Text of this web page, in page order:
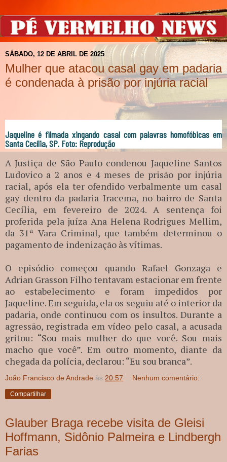
SÁBADO, 12 DE ABRIL DE 2025
Mulher que atacou casal gay em padaria
é condenada à prisão por injúria racial
Jaqueline é filmada xingando casal com palavras homofóbicas em
Santa Cecília, SP. Foto: Reprodução
A Justiça de São Paulo condenou Jaqueline Santos
Ludovico a 2 anos e 4 meses de prisão por injúria
racial, após ela ter ofendido verbalmente um casal
gay dentro da padaria Iracema, no bairro de Santa
Cecília, em fevereiro de 2024. A sentença foi
proferida pela juíza Ana Helena Rodrigues Mellim,
da 31ª Vara Criminal, que também determinou o
pagamento de indenização às vítimas.
O episódio começou quando Rafael Gonzaga e
Adrian Grasson Filho tentavam estacionar em frente
ao estabelecimento e foram impedidos por
Jaqueline. Em seguida, ela os seguiu até o interior da
padaria, onde continuou com os insultos. Durante a
agressão, registrada em vídeo pelo casal, a acusada
gritou: “Sou mais mulher do que você. Sou mais
macho que você”. Em outro momento, diante da
chegada da polícia, declarou: “Eu sou branca”.
João Francisco de Andrade às 20:57 Nenhum comentário:
Compartilhar
Glauber Braga recebe visita de Gleisi
Hoffmann, Sidônio Palmeira e Lindbergh
Farias